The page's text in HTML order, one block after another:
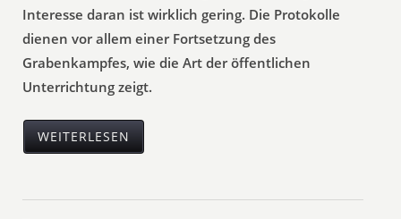
Interesse daran ist wirklich gering. Die Protokolle
dienen vor allem einer Fortsetzung des
Grabenkampfes, wie die Art der öffentlichen
Unterrichtung zeigt.
WEITERLESEN